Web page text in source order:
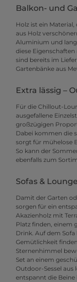
Balkon- und
Holz ist ein
aus Holz
Aluminium und
diese
sind bereits im
Gartenbänke aus
Extra lässig –
Für die Chillout-
ausgefallene
großzügigen
Dabei kommen die
sorgt für mühelose
So kann der
ebenfalls zum
Sofas &
Damit der Garten
sorgen für ein
Akazienholz mit
Platz finden, einem
Drink. Auf dem
Gemütlichkeit
Sternenhimmel
Set an einem
Outdoor-Sessel
entspannt die Beine